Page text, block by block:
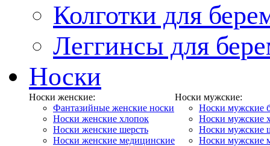
Колготки для
Леггинсы для
Носки
Носки женские:
Фантазийные женские носки
Носки женские хлопок
Носки женские шерсть
Носки женские медицинские
Носки мужские:
Носки мужские
Носки мужские
Носки мужские
Носки мужские